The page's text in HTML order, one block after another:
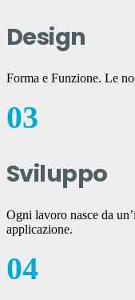
Design
Forma e Funzione. Le
03
Sviluppo
Ogni lavoro nasce da
applicazione.
04